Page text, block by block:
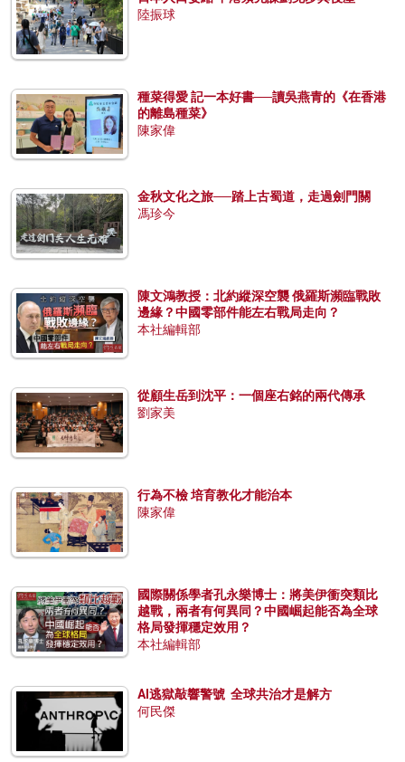
陸振球
種菜得愛 記一本好書──讀吳燕青的《在香港
的離島種菜》
陳家偉
金秋文化之旅──踏上古蜀道，走過劍門關
馮珍今
陳文鴻教授：北約縱深空襲 俄羅斯瀕臨戰敗
邊緣？中國零部件能左右戰局走向？
本社編輯部
從顧生岳到沈平：一個座右銘的兩代傳承
劉家美
行為不檢 培育教化才能治本
陳家偉
國際關係學者孔永樂博士：將美伊衝突類比
越戰，兩者有何異同？中國崛起能否為全球
格局發揮穩定效用？
本社編輯部
AI逃獄敲響警號 全球共治才是解方
何民傑